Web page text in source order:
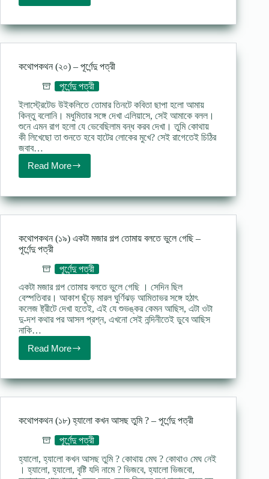
(২১)
ওখানে
এখন
–
পুর্ণেন্দু
পত্রী
কথোপকথন (২০) – পূর্ণেন্দু পত্রী
পূর্ণেন্দু পত্রী
ইলাস্ট্রেটেড উইকলিতে তোমার তিনটে কবিতা ছাপা হলো আমায়
কিন্তু বলোনি। মধুমিতার সঙ্গে দেখা এলিয়াসে, সেই আমাকে বলল।
শুনে এমন রাগ হলো যে ভেবেছিলাম বন্ধ করব দেখা। তুমি কোথায়
কী লিখেছো তা শুনতে হবে হাটের লোকের মুখে? সেই রাগেতেই চিঠির
জবাব…
Read More
কথোপকথন
(২০)
পূর্ণেন্দু
পত্রী
কথোপকথন (১৯) একটা মজার গল্প তোমায় বলতে ভুলে গেছি –
পূর্ণেন্দু পত্রী
পূর্ণেন্দু পত্রী
একটা মজার গল্প তোমায় বলতে ভুলে গেছি । সেদিন ছিল
বেস্পতিবার। আকাশ ছুঁড়ে মারল ঘুর্ণিঝড় আমিতাভর সঙ্গে হঠাৎ
কলেজ ষ্ট্রীটে দেখা হতেই, এই যে শুভঙ্কর কেমন আছিস, এটা ওটা
দু-দশ কথার পর আসল প্রশ্ন, এখনো সেই নন্দিনীতেই ডুবে আছিস
নাকি…
Read More
কথোপকথন
(১৯)
মজার
গল্প
বলতে
ভুলে
গেছি
পূর্ণেন্দু
পত্রী
কথোপকথন (১৮) হ্যালো কখন আসছ তুমি ? – পূর্ণেন্দু পত্রী
পূর্ণেন্দু পত্রী
হ্যালো, হ্যালো কখন আসছ তুমি ? কোথায় মেঘ ? কোথাও মেঘ নেই
। হ্যালো, হ্যালো, বৃষ্টি যদি নামে ? ভিজবে, হ্যালো ভিজবো,